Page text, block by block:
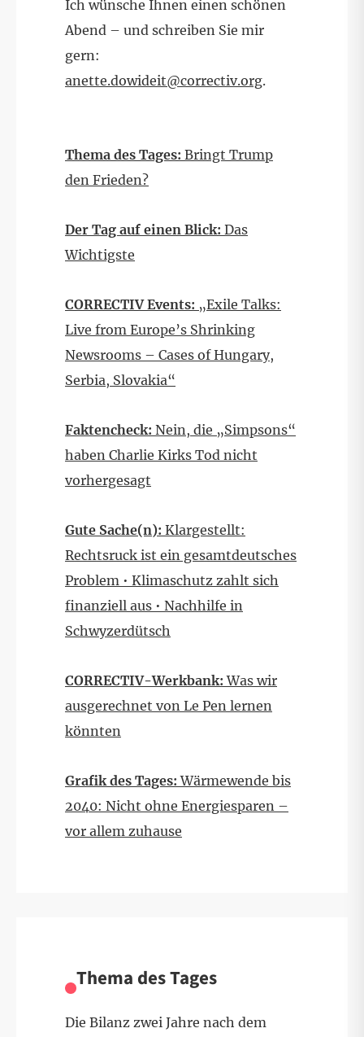
Ich wünsche Ihnen einen schönen
Abend – und schreiben Sie mir
gern:
anette.dowideit@correctiv.org.
Thema des Tages: Bringt Trump
den Frieden?
Der Tag auf einen Blick: Das
Wichtigste
CORRECTIV Events: „Exile Talks:
Live from Europe’s Shrinking
Newsrooms – Cases of Hungary,
Serbia, Slovakia“
Faktencheck: Nein, die „Simpsons“
haben Charlie Kirks Tod nicht
vorhergesagt
Gute Sache(n): Klargestellt:
Rechtsruck ist ein gesamtdeutsches
Problem • Klimaschutz zahlt sich
finanziell aus • Nachhilfe in
Schwyzerdütsch
CORRECTIV-Werkbank: Was wir
ausgerechnet von Le Pen lernen
könnten
Grafik des Tages: Wärmewende bis
2040: Nicht ohne Energiesparen –
vor allem zuhause
Thema des Tages
Die Bilanz zwei Jahre nach dem